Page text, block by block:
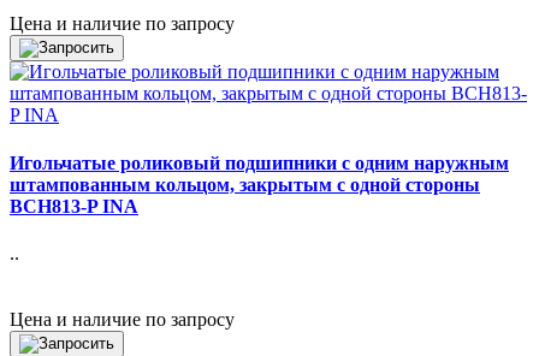
Цена и наличие по запросу
Игольчатые роликовый подшипники с одним наружным
штампованным кольцом, закрытым с одной стороны
BCH813-P INA
..
Цена и наличие по запросу